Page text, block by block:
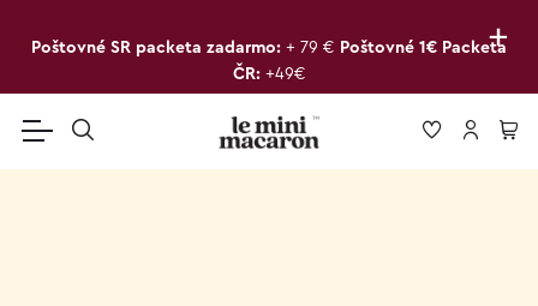
+
Poštovné SR packeta zadarmo: + 79 € Poštovné 1€ Packeta
ČR: +49€